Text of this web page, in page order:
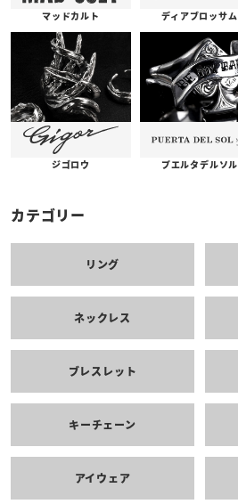
マッドカルト ディアブロッサム
ジゴロウ プエルタデルソル
カテゴリー
リング
ネックレス
ブレスレット
キーチェーン
アイウェア